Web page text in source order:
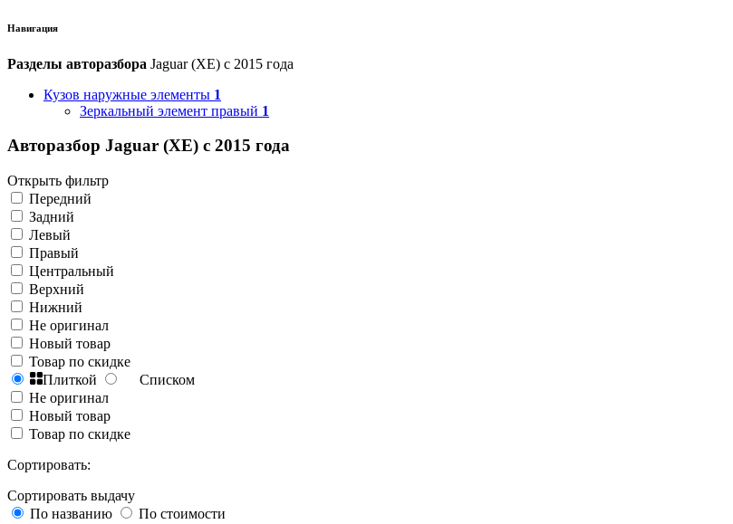
Навигация
Разделы авторазбора Jaguar (XE) с 2015 года
Кузов наружные элементы 1
Зеркальный элемент правый 1
Авторазбор Jaguar (XE) с 2015 года
Открыть фильтр
Передний
Задний
Левый
Правый
Центральный
Верхний
Нижний
Не оригинал
Новый товар
Товар по скидке
Плиткой
Списком
Не оригинал
Новый товар
Товар по скидке
Сортировать:
Сортировать выдачу
По названию
По стоимости